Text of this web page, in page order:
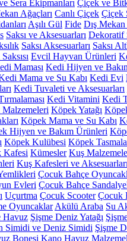
Sera Ekipmanları Çiçek ve
Ağaçları Canlı Çiçek Çiçek
Aşılı Gül Fide Dış Mekan
Saksı ve Aksesuarları Dekoratif
Saksı Aksesuarları Saksı
Evcil Hayvan Ürünleri
Maması Kedi Hijyen ve
Mama ve Su Kabı Kedi Evi
Kedi Tuvaleti ve Aksesuarları
Kedi Vitamini Kedi
Köpek Yatağı
Köpek Mama ve Su Kabı
Hijyen ve Bakım Ürünleri
Köpek Kulübesi Köpek
Kafesi Kümesler Kuş
Kuş Kafesleri ve Aksesuarları
Çocuk Bahçe
Evleri Çocuk Bahçe
Uçurtma Çocuk Scooter Çocuk
Oyuncaklar Akülü Araba Su
Havuz Şişme Deniz Yatağı
Simidi ve Deniz Simidi Şişme
Bonesi Kano Havuz